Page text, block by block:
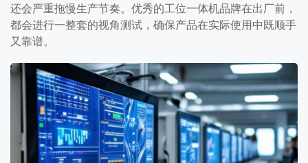
还会严重拖慢生产节奏。优秀的工位一体机品牌在出厂前，
都会进行一整套的视角测试，确保产品在实际使用中既顺手
又靠谱。